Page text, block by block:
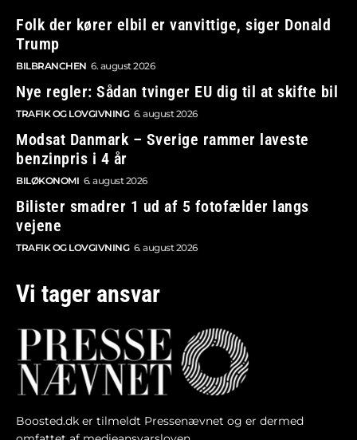
Folk der kører elbil er vanvittige, siger Donald
Trump
BILBRANCHEN 6. august 2026
Nye regler: Sådan tvinger EU dig til at skifte bil
TRAFIK OG LOVGIVNING 6. august 2026
Modsat Danmark – Sverige rammer laveste
benzinpris i 4 år
BILØKONOMI 6. august 2026
Bilister smadrer 1 ud af 5 fotofælder langs
vejene
TRAFIK OG LOVGIVNING 6. august 2026
Vi tager ansvar
Boosted.dk er tilmeldt Pressenævnet og er dermed